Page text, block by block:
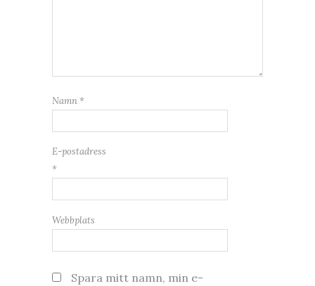
Namn *
E-postadress
*
Webbplats
Spara mitt namn, min e-